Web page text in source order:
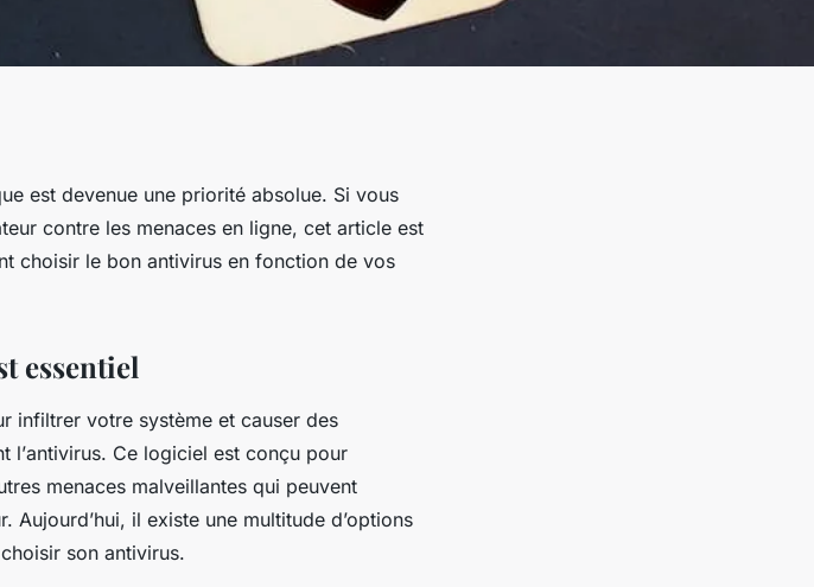
est devenue une priorité absolue. Si vous
contre les menaces en ligne, cet article est
choisir le bon antivirus en fonction de vos
essentiel
infiltrer votre système et causer des
l’antivirus. Ce logiciel est conçu pour
menaces malveillantes qui peuvent
Aujourd’hui, il existe une multitude d’options
son antivirus.